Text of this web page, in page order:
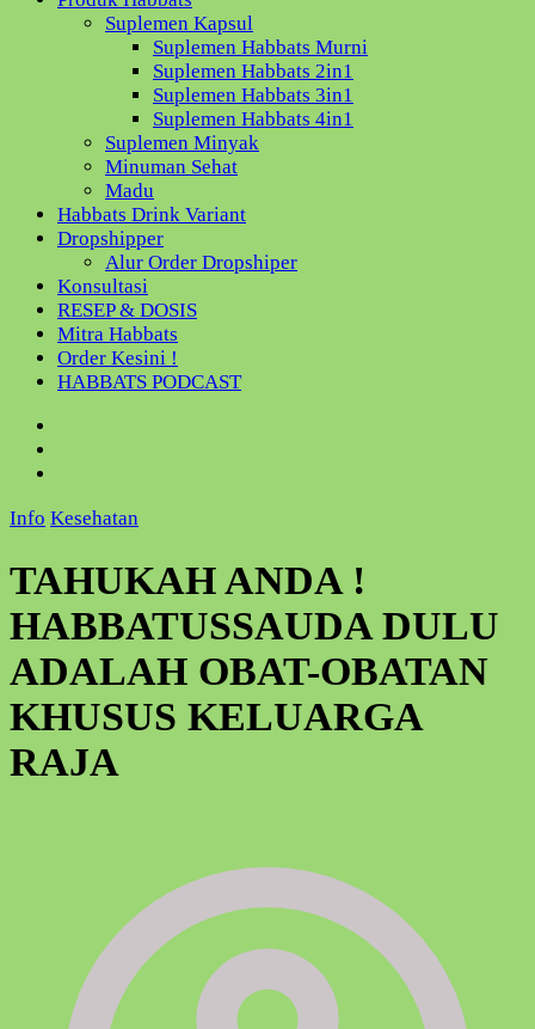
Suplemen Kapsul
Suplemen Habbats Murni
Suplemen Habbats 2in1
Suplemen Habbats 3in1
Suplemen Habbats 4in1
Suplemen Minyak
Minuman Sehat
Madu
Habbats Drink Variant
Dropshipper
Alur Order Dropshiper
Konsultasi
RESEP & DOSIS
Mitra Habbats
Order Kesini !
HABBATS PODCAST
Info Kesehatan
TAHUKAH ANDA !
HABBATUSSAUDA DULU
ADALAH OBAT-OBATAN
KHUSUS KELUARGA
RAJA